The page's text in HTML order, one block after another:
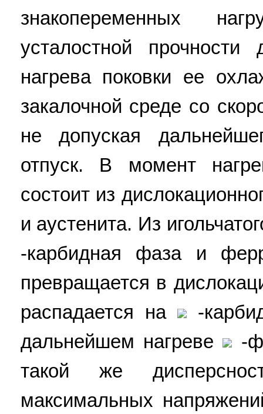
знакопеременных
усталостной
нагрева поковки ее
закалочной среде со
не допуская
отпуск. В момент
состоит из
и аустенита. Из
-карбидная фаза и
превращается в
распадается на
-
дальнейшем нагреве
-
такой же
максимальных